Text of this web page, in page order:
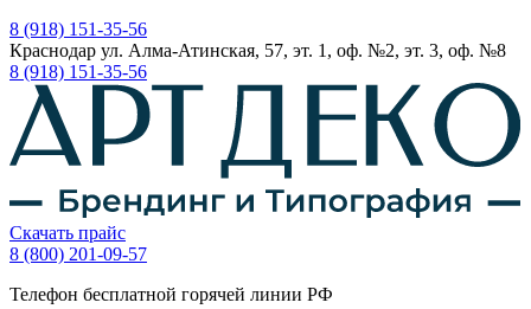
8 (918) 151-35-56
Краснодар ул. Алма-Атинская, 57, эт. 1, оф. №2, эт. 3, оф. №8
8 (918) 151-35-56
Скачать прайс
8 (800) 201-09-57
Телефон бесплатной горячей линии РФ